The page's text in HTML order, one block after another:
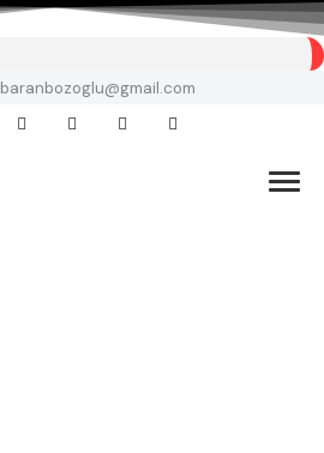
baranbozoglu@gmail.com